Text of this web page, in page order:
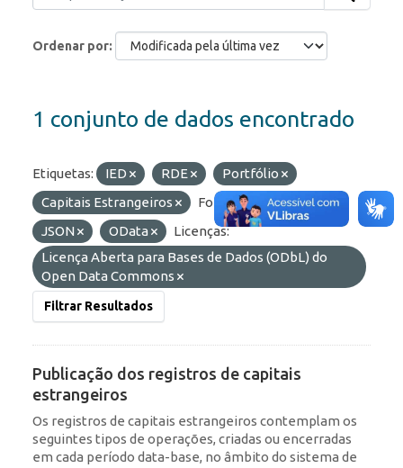
Ordenar por
1 conjunto de dados encontrado
Etiquetas: IED RDE
Portfólio
Capitais Estrangeiros
Formatos:
API
JSON
OData
Licenças:
Licença Aberta para Bases de Dados (ODbL) do
Open Data Commons
Filtrar Resultados
Publicação dos registros de capitais
estrangeiros
Os registros de capitais estrangeiros contemplam os
seguintes tipos de operações, criadas ou encerradas
em cada período data-base, no âmbito do sistema de